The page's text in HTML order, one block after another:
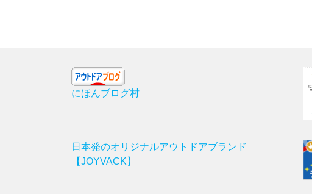
にほんブログ村
日本発のオリジナルアウトドアブランド
【JOYVACK】